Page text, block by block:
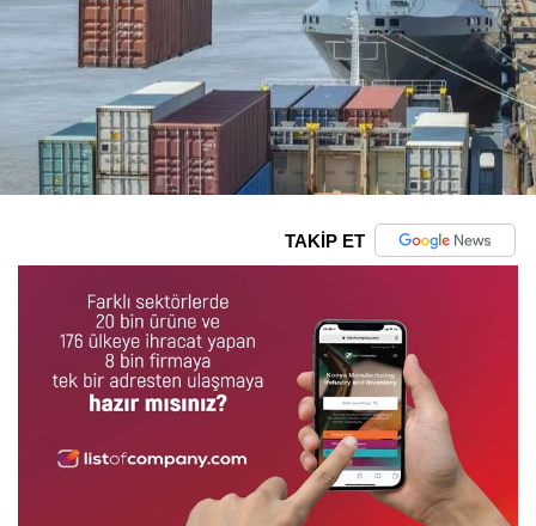
TAKİP ET